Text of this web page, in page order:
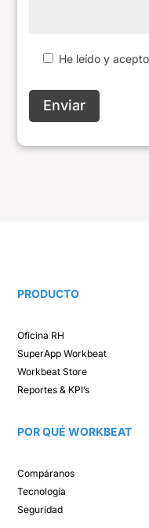
He leído y
Enviar
PRODUCTO
Oficina RH​
SuperAppWorkbeat
Workbeat Store​
Reportes & KPI’s​
POR QUÉ WORKBEAT​
Compáranos ​
Tecnología​
Seguridad